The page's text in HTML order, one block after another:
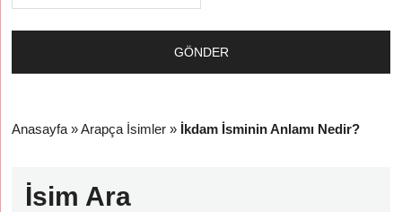
Anasayfa »Arapça İsimler » İkdam İsminin Anlamı Nedir?
İsim Ara